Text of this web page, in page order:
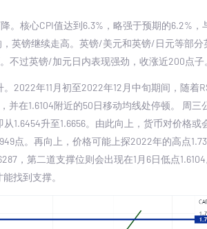
。核心CPI值达到6.3% ，略强于预期的6.2% ，
英镑继续走高。英镑/美元和英镑/日元等部分
不过英镑/加元日内表现强劲，收涨近200点子
2022年11 月初至2022年12 月中旬期间，随着
并在1.6104附近的50日移动均线处停顿。
周三
从1.6454升至1.6656。由此向上，货币对价格或
点。再向上，价格可能上探2022年的高点
，第二道支撑位则会出现在1 月 6日低点1.6104
找到支撑。